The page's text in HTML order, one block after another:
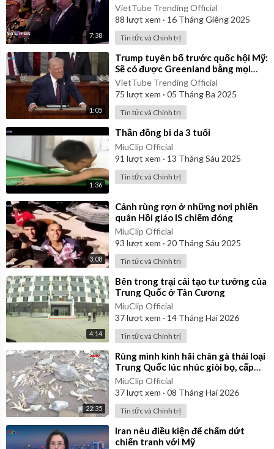
7:38
VietTube Trending Official
88 lượt xem · 16 Tháng Giêng 2025
Tin tức và Chính trị
1:05
⁣Trump tuyên bố trước quốc hội Mỹ:
Sẽ có được Greenland bằng mọi
cách!
VietTube Trending Official
75 lượt xem · 05 Tháng Ba 2025
Tin tức và Chính trị
1:36
⁣Thần đồng bi da 3 tuổi
MiuClip Official
91 lượt xem · 13 Tháng Sáu 2025
Tin tức và Chính trị
3:08
⁣Cảnh rùng rợn ở những nơi phiến
quân Hồi giáo IS chiếm đóng
MiuClip Official
93 lượt xem · 20 Tháng Sáu 2025
Tin tức và Chính trị
4:14
⁣Bên trong trại cải tạo tư tưởng của
Trung Quốc ở Tân Cương
MiuClip Official
37lượt xem · 14 Tháng Hai 2026
Tin tức và Chính trị
22:35
⁣Rùng mình kinh hãi chân gà thải loại
Trung Quốc lúc nhúc giòi bọ, cấp
đông 20 năm
MiuClip Official
37lượt xem · 08 Tháng Hai 2026
Tin tức và Chính trị
⁣Iran nêu điều kiện để chấm dứt
chiến tranh với Mỹ